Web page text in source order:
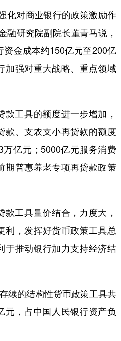
对商业银行的政策激励作
融研究院副院长董青马说，
资金成本约150亿元至200亿
加强对重大战略、重点领域
工具的额度进一步增加，
款、支农支小再贷款的额度
亿元；5000亿元服务消费
期普惠养老专项再贷款政策
工具量价结合，力度大，
利，发挥好货币政策工具总
于推动银行加力支持经济结
的结构性货币政策工具共
元，占中国人民银行资产负